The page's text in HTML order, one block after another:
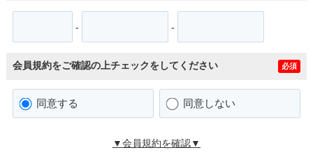
- -
会員規約をご確認の上チェックをしてください 必須
同意する 同意しない
▼会員規約を確認▼